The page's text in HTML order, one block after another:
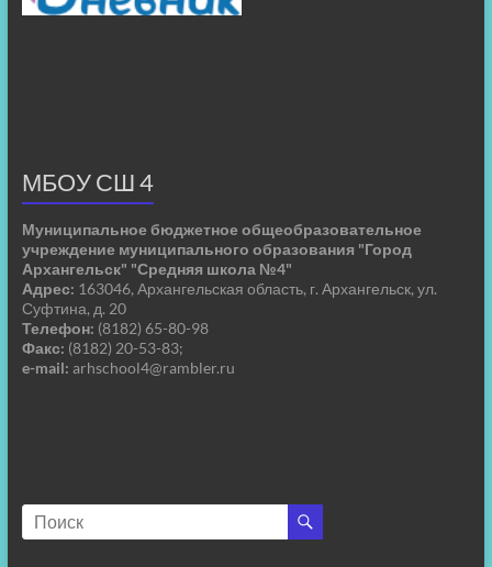
МБОУ СШ 4
Муниципальное бюджетное общеобразовательное
учреждение муниципального образования "Город
Архангельск" "Средняя школа №4"
Адрес: 163046, Архангельская область, г. Архангельск, ул.
Суфтина, д. 20
Телефон: (8182) 65-80-98
Факс: (8182) 20-53-83;
e-mail: arhschool4@rambler.ru